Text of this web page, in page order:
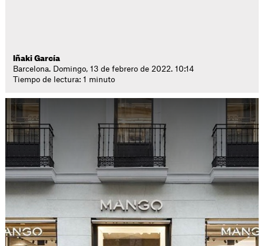
Iñaki García
Barcelona. Domingo, 13 de febrero de 2022. 10:14
Tiempo de lectura: 1 minuto